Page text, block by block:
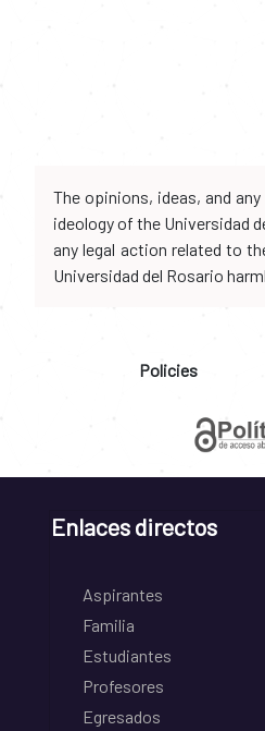
The opinions, ideas, and
ideology of the Universidad
any legal action related to
Universidad del Rosario
Policies
Enlaces directos
Aspirantes
Familia
Estudiantes
Profesores
Egresados